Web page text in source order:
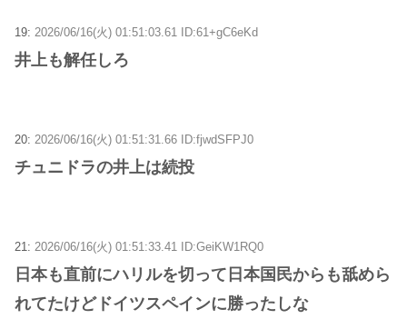
19: 2026/06/16(火) 01:51:03.61 ID:61+gC6eKd
井上も解任しろ
20: 2026/06/16(火) 01:51:31.66 ID:fjwdSFPJ0
チュニドラの井上は続投
21: 2026/06/16(火) 01:51:33.41 ID:GeiKW1RQ0
日本も直前にハリルを切って日本国民からも舐めら
れてたけどドイツスペインに勝ったしな